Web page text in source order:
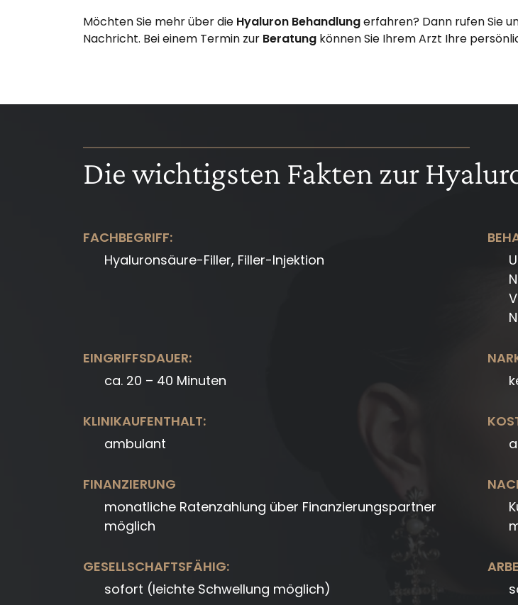
Möchten Sie mehr über die Hyaluron Behandlungerfahren? Dann rufen Sie
Nachricht. Bei einem Termin zur Beratung können Sie Ihrem Arzt Ihre
Die wichtigsten Fakten zur
FACHBEGRIFF:
Hyaluronsäure-Filler, Filler-Injektion
EINGRIFFSDAUER:
ca. 20 – 40 Minuten
KLINIKAUFENTHALT:
ambulant
FINANZIERUNG
monatliche Ratenzahlung über Finanzierungspartner
möglich
GESELLSCHAFTSFÄHIG:
sofort (leichte Schwellung möglich)